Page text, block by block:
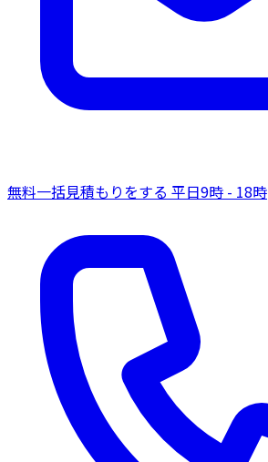
無料一括見積もりをする 平日9時 - 18時